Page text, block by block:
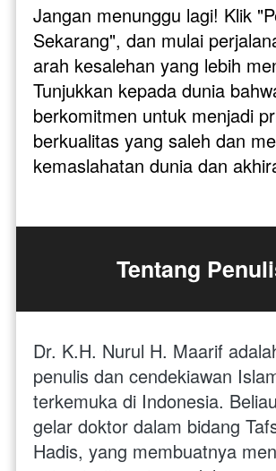
Jangan menunggu lagi! Klik
Sekarang", dan mulai
arah kesalehan yang lebih
Tunjukkan kepada dunia
berkomitmen untuk menjadi
berkualitas yang saleh dan
kemaslahatan dunia dan
Tentang
Dr. K.H. Nurul H. Maarif
penulis dan cendekiawan
terkemuka di Indonesia.
gelar doktor dalam bidang
Hadis, yang membuatnya